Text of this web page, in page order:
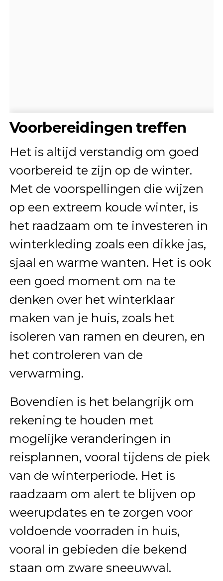
Voorbereidingen treffen
Het is altijd verstandig om goed
voorbereid te zijn op de winter.
Met de voorspellingen die wijzen
op een extreem koude winter, is
het raadzaam om te investeren in
winterkleding zoals een dikke jas,
sjaal en warme wanten. Het is ook
een goed moment om na te
denken over het winterklaar
maken van je huis, zoals het
isoleren van ramen en deuren, en
het controleren van de
verwarming.
Bovendien is het belangrijk om
rekening te houden met
mogelijke veranderingen in
reisplannen, vooral tijdens de piek
van de winterperiode. Het is
raadzaam om alert te blijven op
weerupdates en te zorgen voor
voldoende voorraden in huis,
vooral in gebieden die bekend
staan om zware sneeuwval.